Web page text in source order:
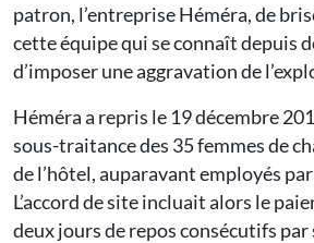
patron, l’entreprise Héméra, de
cette équipe qui se connaît depuis
d’imposer une aggravation de
Héméra a repris le 19 décembre
sous-traitance des 35 femmes de
de l’hôtel, auparavant employés
L’accord de site incluait alors le
deux jours de repos consécutifs par